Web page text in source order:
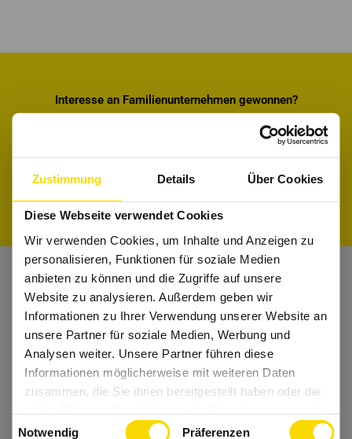
Zustimmung Details Über Cookies
Diese Webseite verwendet Cookies
Wir verwenden Cookies, um Inhalte und Anzeigen zu
personalisieren, Funktionen für soziale Medien
anbieten zu können und die Zugriffe auf unsere
Website zu analysieren. Außerdem geben wir
Informationen zu Ihrer Verwendung unserer Website an
unsere Partner für soziale Medien, Werbung und
Analysen weiter. Unsere Partner führen diese
Informationen möglicherweise mit weiteren Daten
zusammen, die Sie ihnen bereitgestellt haben oder die
haben.
Notwendig Präferenzen
Interesse an Familienunternehmen gewonnen?
Informiere dich in den Firmenprofilen und
finde den perfekten Job für Dich.
Firmenprofile entdecken Jobs suchen
Nichts mehr verpassen?
Bekomme regelmäßig Tipps und bleibe Up-
to-Date.
Dann folge uns auch aufInstagramund Co.